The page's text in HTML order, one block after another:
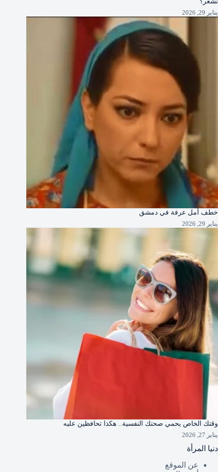
يناير 29, 2026
خطف أمل عرفة في دمشق
يناير 29, 2026
وقتك الخاص يحمي صحتك النفسية.. هكذا تحافظين عليه
يناير 27, 2026
دنيا المرأة
عن الموقع